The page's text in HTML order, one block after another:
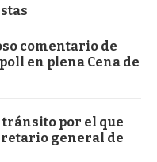
comentario de
en plena Cena de
por el que
general de